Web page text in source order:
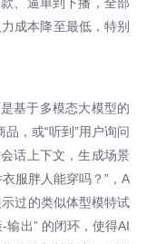
成本降至最低，特别
基于多模态大模型的
，或“听到”用户询问
话上下文，生成场景
服胖人能穿吗？”，A
过的类似体型模特试
输出” 的闭环，使得AI